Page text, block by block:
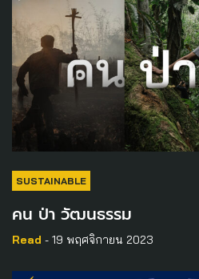
SUSTAINABLE
คน ป่า วัฒนธรรม
Read - 19 พฤศจิกายน 2023